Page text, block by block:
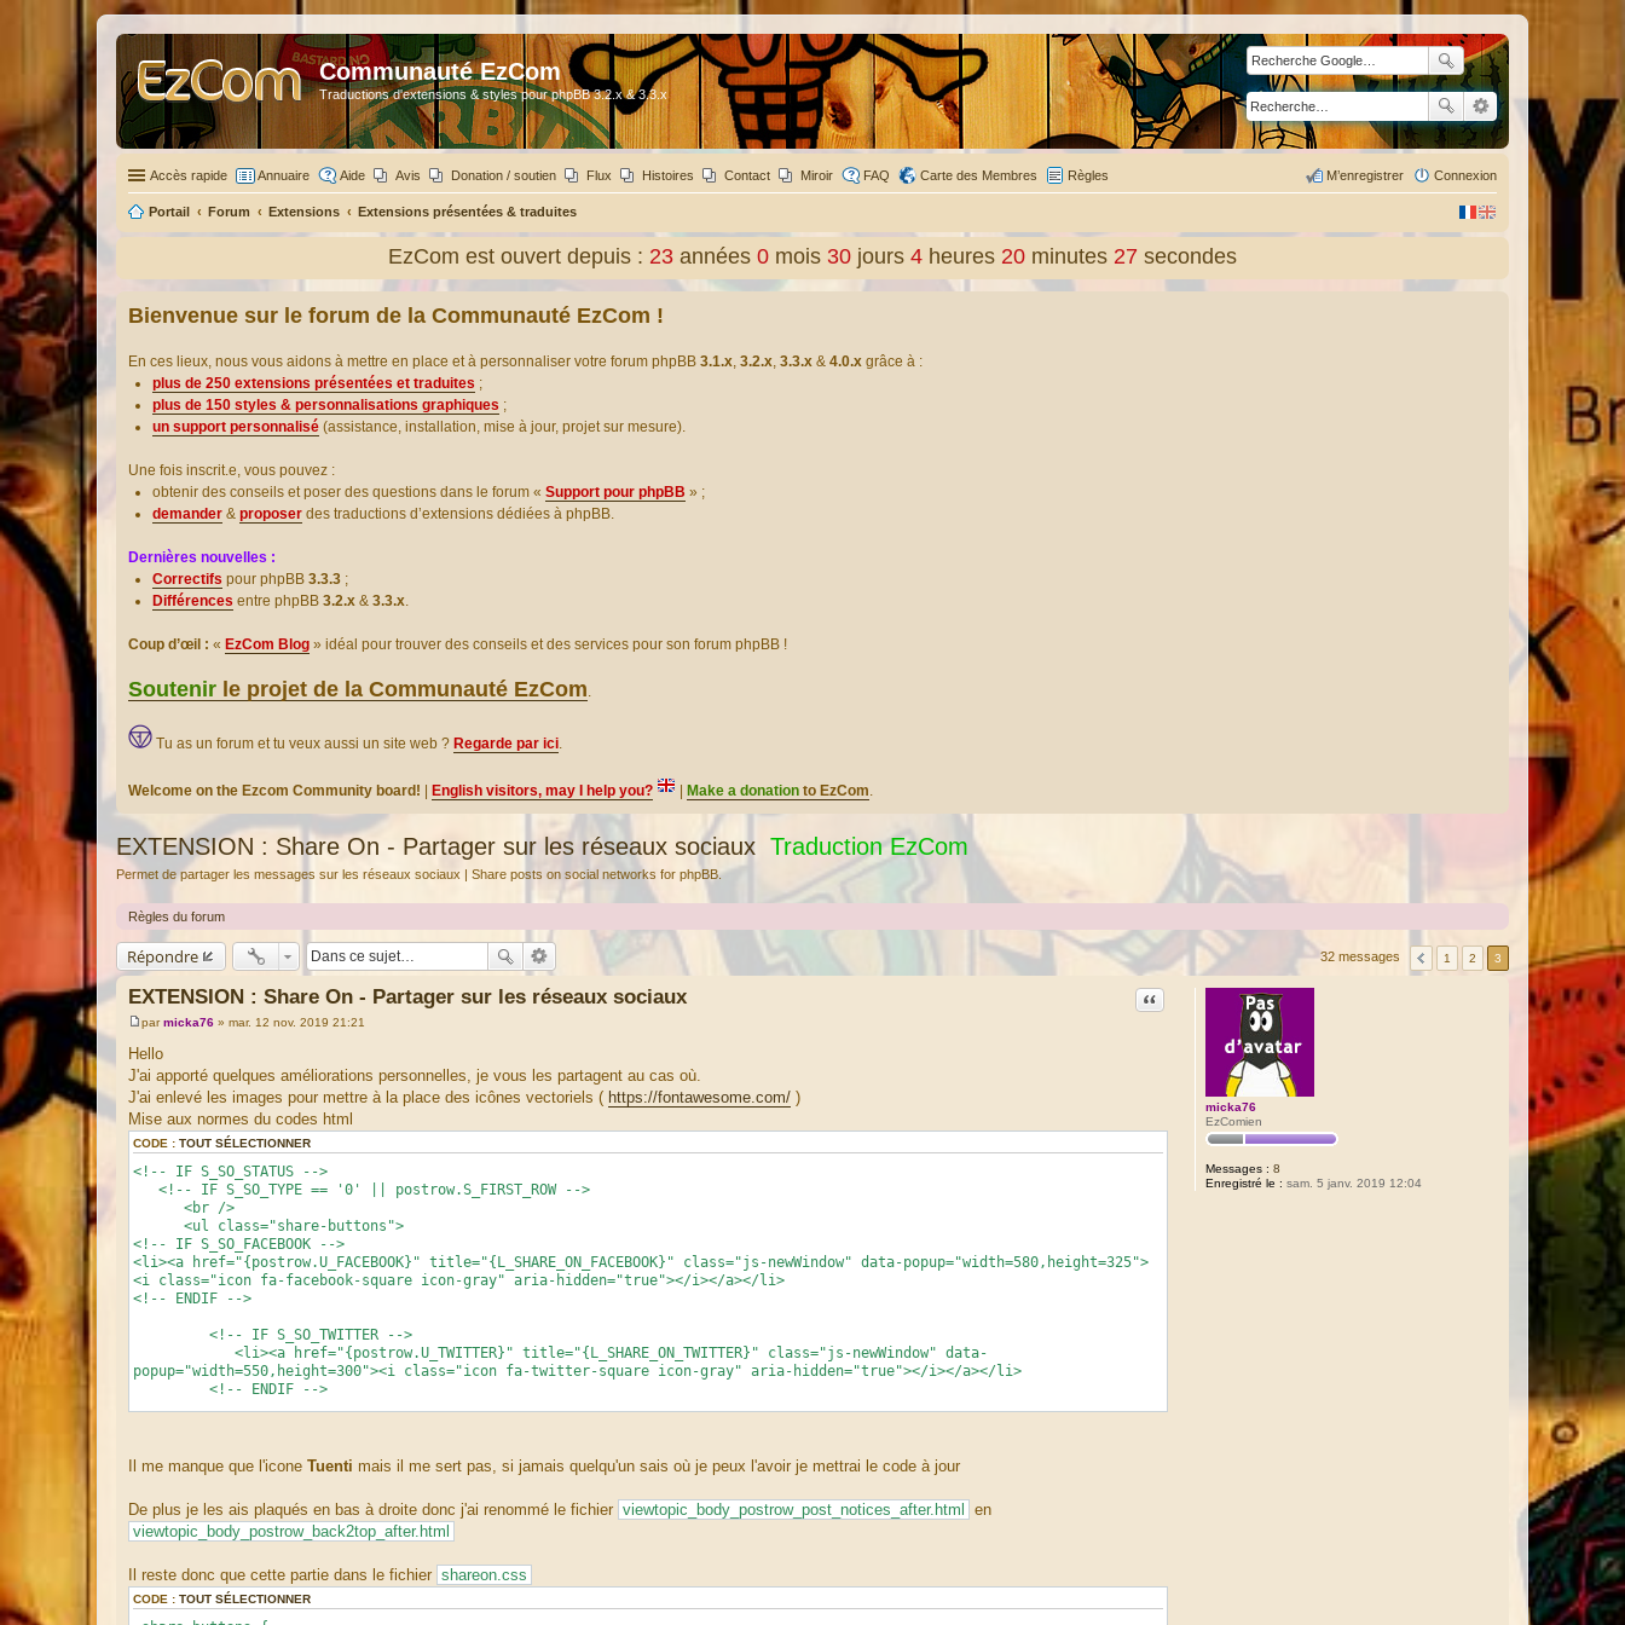
Communauté EzCom
Traductions d'extensions & styles pour phpBB 3.2.x & 3.3.x
Accès rapide Annuaire Aide Avis Donation / soutien Flux Histoires Contact Miroir FAQ Carte des Membres Règles Connexion
M’enregistrer
Portail Forum Extensions Extensions présentées & traduites
EzCom est ouvert depuis : 23 années 0 mois 30 jours 4 heures 20 minutes 29 secondes
Bienvenue sur le forum de la Communauté EzCom !
En ces lieux, nous vous aidons à mettre en place et à personnaliser votre forum phpBB 3.1.x, 3.2.x, 3.3.x & 4.0.x grâce à :
plus de 250 extensions présentées et traduites ;
plus de 150 styles & personnalisations graphiques ;
un support personnalisé (assistance, installation, mise à jour, projet sur mesure).
Une fois inscrit.e, vous pouvez :
obtenir des conseils et poser des questions dans le forum « Support pour phpBB » ;
demander & proposer des traductions d’extensions dédiées à phpBB.
Dernières nouvelles :
Correctifs pour phpBB 3.3.3 ;
Différences entre phpBB 3.2.x & 3.3.x.
Coup d’œil : « EzCom Blog » idéal pour trouver des conseils et des services pour son forum phpBB !
Soutenir le projet de la Communauté EzCom.
Tu as un forum et tu veux aussi un site web ? Regarde par ici.
Welcome on the Ezcom Community board! English visitors, may I help you? Make a donation to EzCom.
EXTENSION : Share On - Partager sur les réseaux sociaux Traduction EzCom
Permet de partager les messages sur les réseaux sociaux | Share posts on social networks for phpBB.
Règles du forum
Répondre 32 messages 1 2 3
micka76
EzComien
Messages : 8
Enregistré le : sam. 5 janv. 2019 12:04
EXTENSION : Share On - Partager sur les réseaux sociaux Citation
M
e
s
s
a
g
e
parmicka76 » mar. 12 nov. 2019 21:21
Hello
J'ai apporté quelques améliorations personnelles, je vous les partagent au cas où.
J'ai enlevé les images pour mettre à la place des icônes vectoriels ( https://fontawesome.com/ )
Mise aux normes du codes html
CODE : TOUT SÉLECTIONNER
<!-- IF S_SO_STATUS -->
<!-- IF S_SO_TYPE == '0' || postrow.S_FIRST_ROW -->
<br />
<ul class="share-buttons">
<!-- IF S_SO_FACEBOOK -->
<li><a href="{postrow.U_FACEBOOK}" title="{L_SHARE_ON_FACEBOOK}" class="js-newWindow" data-popup="width=580,height=325">
<i class="icon fa-facebook-square icon-gray" aria-hidden="true"></i></a></li>
<!-- ENDIF -->
<!-- IF S_SO_TWITTER -->
<li><a href="{postrow.U_TWITTER}" title="{L_SHARE_ON_TWITTER}" class="js-newWindow" data-
popup="width=550,height=300"><i class="icon fa-twitter-square icon-gray" aria-hidden="true"></i></a></li>
<!-- ENDIF -->
icon js-newWindow" data-popup="width=741,height=551"></a></li> <!-- manque le svg -->
<!-- ENDIF -->
<!-- IF S_SO_DIGG -->
<li><a href="{postrow.U_DIGG}" title="{L_SHARE_ON_DIGG}" onclick="window.open(this.href);return false;"><i
<!-- ENDIF -->
<!-- IF S_SO_REDDIT -->
Il me manque que l'icone Tuenti mais il me sert pas, si jamais quelqu'un sais où je peux l'avoir je mettrai le code à jour
De plus je les ais plaqués en bas à droite donc j'ai renommé le fichier viewtopic_body_postrow_post_notices_after.html en
viewtopic_body_postrow_back2top_after.html
Il reste donc que cette partie dans le fichier shareon.css
CODE : TOUT SÉLECTIONNER